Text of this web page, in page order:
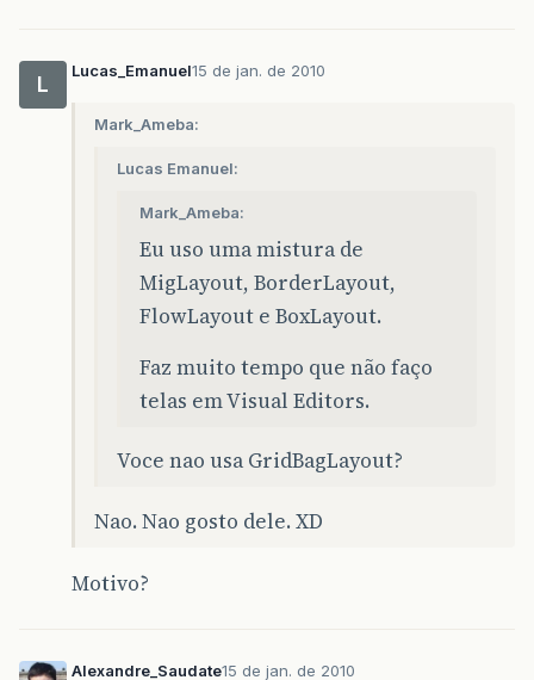
L
Lucas_Emanuel15 de jan. de 2010
Mark_Ameba:
Lucas Emanuel:
Mark_Ameba:
Eu uso uma mistura de
MigLayout, BorderLayout,
FlowLayout e BoxLayout.
Faz muito tempo que não faço
telas em Visual Editors.
Voce nao usa GridBagLayout?
Nao. Nao gosto dele. XD
Motivo?
Alexandre_Saudate15 de jan. de 2010